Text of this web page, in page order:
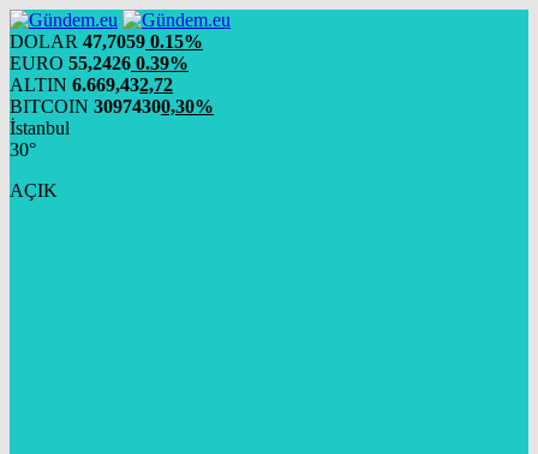
DOLAR 47,7059 0.15%
EURO 55,2426 0.39%
ALTIN 6.669,432,72
BITCOIN 30974300,30%
İstanbul
30°
AÇIK